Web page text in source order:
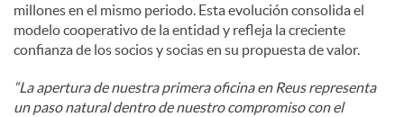
millones en el mismo periodo. Esta evolución consolida el
modelo cooperativo de la entidad y refleja la creciente
confianza de los socios y socias en su propuesta de valor.
“La apertura de nuestra primera oficina en Reus representa
un paso natural dentro de nuestro compromiso con el